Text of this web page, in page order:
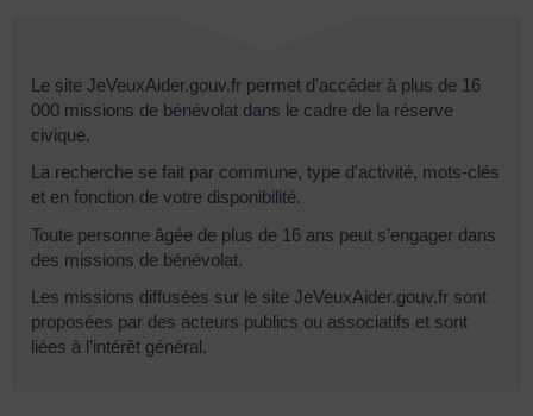
Le site JeVeuxAider.gouv.fr permet d'accéder à plus de 16
000 missions de bénévolat dans le cadre de la réserve
civique.
La recherche se fait par commune, type d'activité, mots-clés
et en fonction de votre disponibilité.
Toute personne âgée de plus de 16 ans peut s’engager dans
des missions de bénévolat.
Les missions diffusées sur le site JeVeuxAider.gouv.fr sont
proposées par des acteurs publics ou associatifs et sont
liées à l'intérêt général.